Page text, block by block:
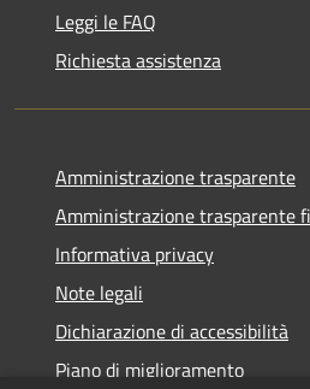
Leggi le FAQ
Richiesta assistenza
Amministrazione trasparente
Amministrazione trasparente
Informativa privacy
Note legali
Dichiarazione di accessibilità
Piano di miglioramento